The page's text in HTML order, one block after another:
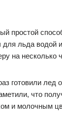
простой
льда водой
на несколько
готовили лед
что
и молочным